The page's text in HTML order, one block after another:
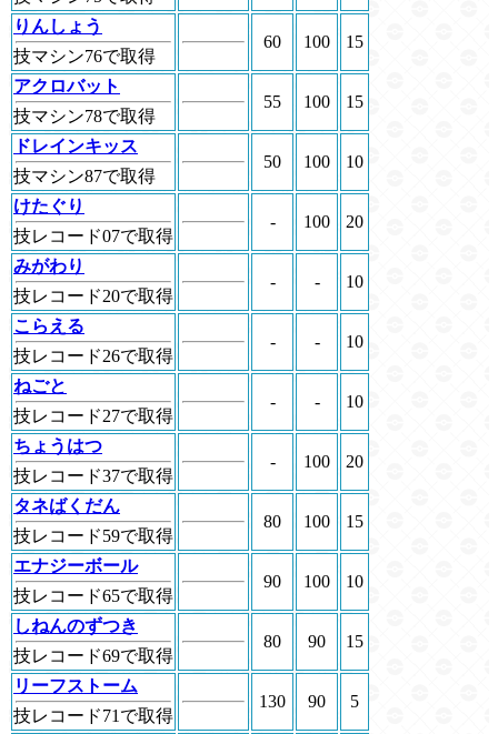
りんしょう
技マシン76で取得
60 100 15
アクロバット
技マシン78で取得
55 100 15
ドレインキッス
技マシン87で取得
50 100 10
けたぐり
技レコード07で取得
- 100 20
みがわり
技レコード20で取得
- - 10
こらえる
技レコード26で取得
- - 10
ねごと
技レコード27で取得
- - 10
ちょうはつ
技レコード37で取得
- 100 20
タネばくだん
技レコード59で取得
80 100 15
エナジーボール
技レコード65で取得
90 100 10
しねんのずつき
技レコード69で取得
80 90 15
リーフストーム
技レコード71で取得
130 90 5